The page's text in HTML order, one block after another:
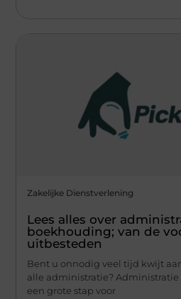
Zakelijke Dienstverlening
Lees alles over
boekhouding; van de
uitbesteden
Bent u onnodig veel tijd kwijt
alle administratie?
een grote stap voor